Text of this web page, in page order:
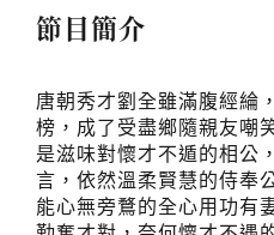
節目簡介
唐朝秀才劉全雖滿腹經綸
榜，成了受盡鄉隨親友嘲
是滋味對懷才不遁的相公
言，依然溫柔賢慧的侍奉
能心無旁鶩的全心用功有